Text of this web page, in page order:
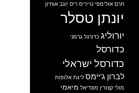
חרם אולימפי טייריס ריס יוגב אוחיון
יונתן טסלר
יורוליג כדורגל גרמני
כדורסל
כדורסל ישראלי
לברון ג'יימס ליגת אלופות
מולי קצורין מונדיאל מיאמי